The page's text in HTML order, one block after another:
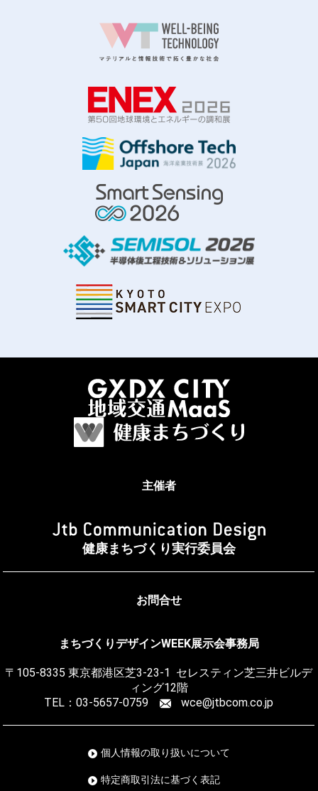
主催者
健康まちづくり実行委員会
お問合せ
まちづくりデザインWEEK展示会事務局
〒105-8335東京都港区芝3-23-1 セレスティン芝三井ビルデ
ィング12階
TEL：03-5657-0759
wce@jtbcom.co.jp
個人情報の取り扱いについて
特定商取引法に基づく表記